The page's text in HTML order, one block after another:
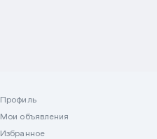
Профиль
Мои объявления
Избранное